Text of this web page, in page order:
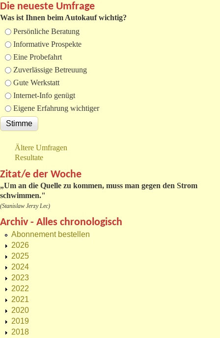
Die neueste Umfrage
Was ist Ihnen beim Autokauf wichtig?
Auswahlmöglichkeiten
Persönliche Beratung
Informative Prospekte
Eine Probefahrt
Zuverlässige Betreuung
Gute Werkstatt
Internet-Info genügt
Eigene Erfahrung wichtiger
Ältere Umfragen
Resultate
Zitat/e der Woche
„Um an die Quelle zu kommen, muss man gegen den Strom
schwimmen."
(Stanislaw Jerzy Lec)
Archiv - Alles chronologisch
Abonnement bestellen
2026
2025
2024
2023
2022
2021
2020
2019
2018